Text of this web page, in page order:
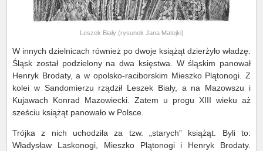
Leszek Biały (rysunek Jana Matejki)
W innych dzielnicach również po dwoje książąt dzierżyło władzę.
Śląsk został podzielony na dwa księstwa. W śląskim panował
Henryk Brodaty, a w opolsko-raciborskim Mieszko Plątonogi. Z
kolei w Sandomierzu rządził Leszek Biały, a na Mazowszu i
Kujawach Konrad Mazowiecki. Zatem u progu XIII wieku aż
sześciu książąt panowało w Polsce.
Trójka z nich uchodziła za tzw. „starych” książąt. Byli to:
Władysław Laskonogi, Mieszko Plątonogi i Henryk Brodaty.